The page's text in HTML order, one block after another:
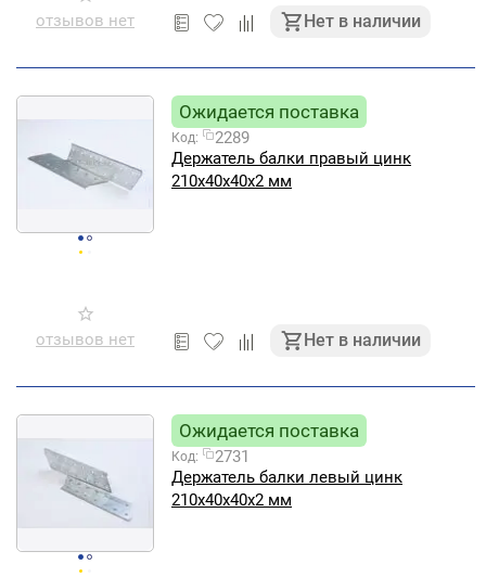
отзывов нет Нет в наличии
отзывов нет
Ожидается поставка
Код:
2289
Держатель балки правый цинк
210х40х40х2 мм
Нет в наличии
Ожидается поставка
Код:
2731
Держатель балки левый цинк
210х40х40х2 мм